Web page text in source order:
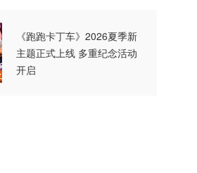
《跑跑卡丁车》2026夏季新
主题正式上线 多重纪念活动
开启